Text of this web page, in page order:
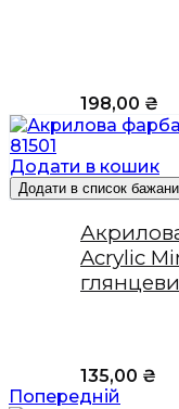
198,00 ₴
Додати в кошик
Додати в список
Acrylic
135,00 ₴
Попередній